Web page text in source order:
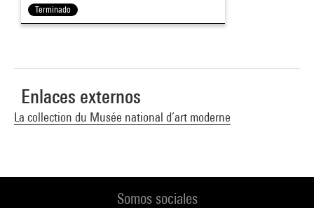
Terminado
Enlaces externos
La collection du Musée national d’art moderne
Somos sociales